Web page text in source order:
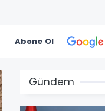
Abone Ol
Gündem